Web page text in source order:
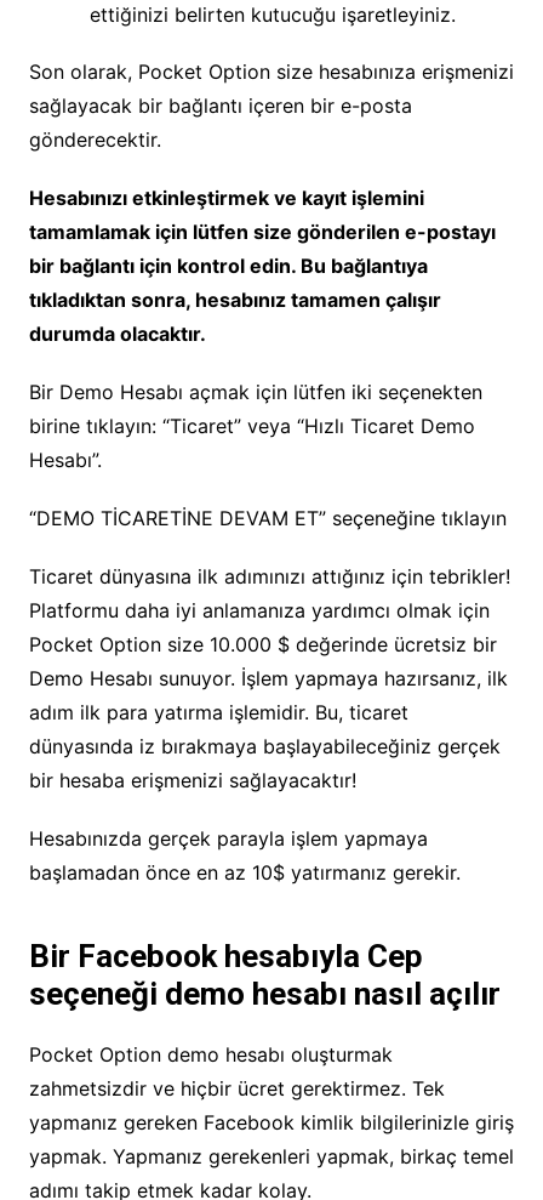
ettiğinizi belirten kutucuğu işaretleyiniz.
Son olarak, Pocket Option size hesabınıza erişmenizi
sağlayacak bir bağlantı içeren bir e-posta
gönderecektir.
Hesabınızı etkinleştirmek ve kayıt işlemini
tamamlamak için lütfen size gönderilen e-postayı
bir bağlantı için kontrol edin. Bu bağlantıya
tıkladıktan sonra, hesabınız tamamen çalışır
durumda olacaktır.
Bir Demo Hesabı açmak için lütfen iki seçenekten
birine tıklayın: “Ticaret” veya “Hızlı Ticaret Demo
Hesabı”.
“DEMO TİCARETİNE DEVAM ET” seçeneğine tıklayın
Ticaret dünyasına ilk adımınızı attığınız için tebrikler!
Platformu daha iyi anlamanıza yardımcı olmak için
Pocket Option size 10.000 $ değerinde ücretsiz bir
Demo Hesabı sunuyor. İşlem yapmaya hazırsanız, ilk
adım ilk para yatırma işlemidir. Bu, ticaret
dünyasında iz bırakmaya başlayabileceğiniz gerçek
bir hesaba erişmenizi sağlayacaktır!
Hesabınızda gerçek parayla işlem yapmaya
başlamadan önce en az 10$ yatırmanız gerekir.
Bir Facebook hesabıyla Cep
seçeneği demo hesabı nasıl açılır
Pocket Option demo hesabı oluşturmak
zahmetsizdir ve hiçbir ücret gerektirmez. Tek
yapmanız gereken Facebook kimlik bilgilerinizle giriş
yapmak. Yapmanız gerekenleri yapmak, birkaç temel
adımı takip etmek kadar kolay.